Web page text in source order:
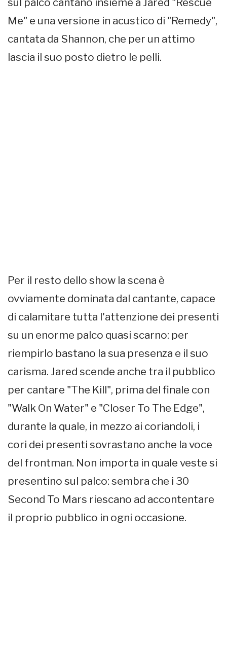
Me" e una versione in acustico di "Remedy",
cantata da Shannon, che per un attimo
lascia il suo posto dietro le pelli.
Per il resto dello show la scena è
ovviamente dominata dal cantante, capace
di calamitare tutta l'attenzione dei presenti
su un enorme palco quasi scarno: per
riempirlo bastano la sua presenza e il suo
carisma. Jared scende anche tra il pubblico
per cantare "The Kill", prima del finale con
"Walk On Water" e "Closer To The Edge",
durante la quale, in mezzo ai coriandoli, i
cori dei presenti sovrastano anche la voce
del frontman. Non importa in quale veste si
presentino sul palco: sembra che i 30
Second To Mars riescano ad accontentare
il proprio pubblico in ogni occasione.